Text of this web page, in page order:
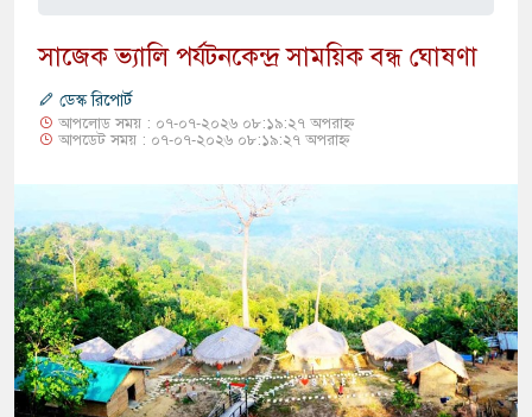
​সাজেক ভ্যালি পর্যটনকেন্দ্র সাময়িক বন্ধ ঘোষণা
ডেস্ক রিপোর্ট
আপলোড সময় : ০৭-০৭-২০২৬ ০৮:১৯:২৭ অপরাহ্ন
আপডেট সময় : ০৭-০৭-২০২৬ ০৮:১৯:২৭ অপরাহ্ন